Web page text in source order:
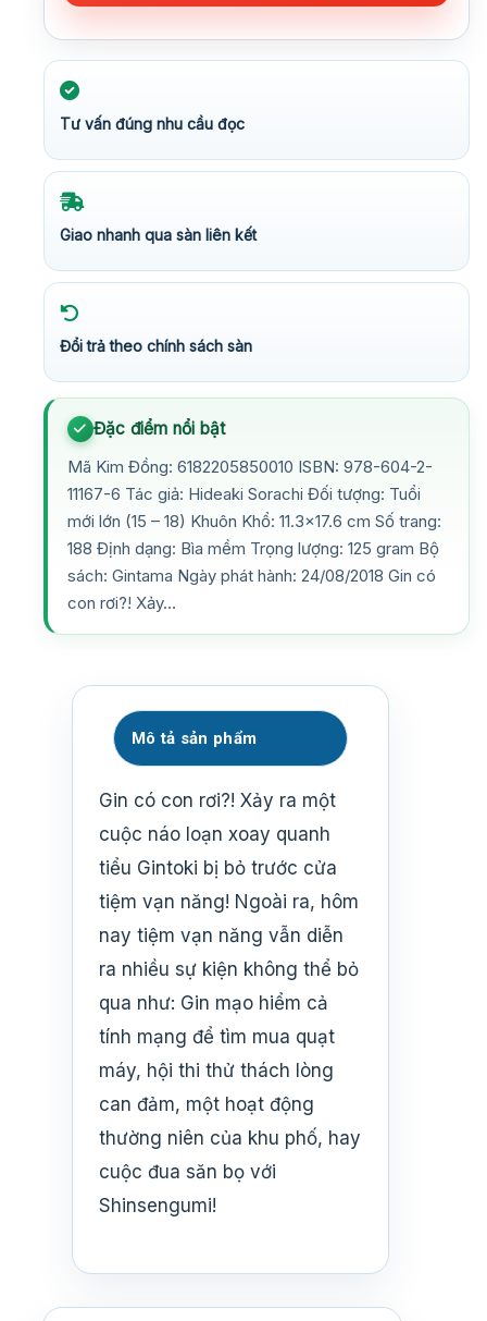
Tư vấn đúng nhu cầu đọc
Giao nhanh qua sàn liên kết
Đổi trả theo chính sách sàn
Đặc điểm nổi bật
Mã Kim Đồng: 6182205850010 ISBN: 978-604-2-
11167-6 Tác giả: Hideaki Sorachi Đối tượng: Tuổi
mới lớn (15 – 18) Khuôn Khổ: 11.3×17.6 cm Số trang:
188 Định dạng: Bìa mềm Trọng lượng: 125 gram Bộ
sách: Gintama Ngày phát hành: 24/08/2018 Gin có
con rơi?! Xảy…
Mô tả sản phẩm
Gin có con rơi?! Xảy ra một
cuộc náo loạn xoay quanh
tiểu Gintoki bị bỏ trước cửa
tiệm vạn năng! Ngoài ra, hôm
nay tiệm vạn năng vẫn diễn
ra nhiều sự kiện không thể bỏ
qua như: Gin mạo hiểm cả
tính mạng để tìm mua quạt
máy, hội thi thử thách lòng
can đảm, một hoạt động
thường niên của khu phố, hay
cuộc đua săn bọ với
Shinsengumi!